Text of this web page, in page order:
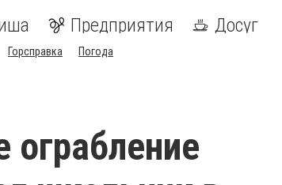
Предприятия Досуг
Горсправка Погода
ограбление